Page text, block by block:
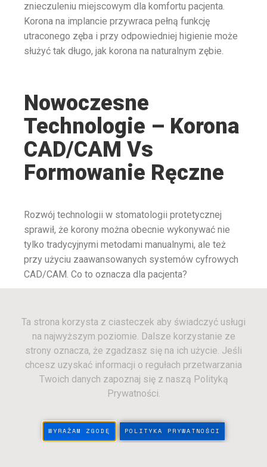
znieczuleniu miejscowym dla komfortu pacjenta.
Korona na implancie przywraca pełną funkcję
utraconego zęba i przy odpowiedniej higienie może
służyć tak długo, jak korona na naturalnym zębie.
Nowoczesne
Technologie – Korona
CAD/CAM Vs
Formowanie Ręczne
Rozwój technologii w stomatologii protetycznej
sprawił, że korony można obecnie wykonywać nie
tylko tradycyjnymi metodami manualnymi, ale też
przy użyciu zaawansowanych systemów cyfrowych
CAD/CAM. Co to oznacza dla pacjenta?
działa?
CAD/CAM (Computer-Aided Design/Computer-
Aided Manufacturing) to technologia, która umożliwia
cyfrowe zaprojektowanie i frezowanie korony z
bloku ceramicznego lub kompozytowego. Zamiast
pobierać tradycyjny wycisk, dentysta może
program komputerowy zaprojektuje idealnie
Ta strona korzysta z ciasteczek aby świadczyć usługi
na najwyższym poziomie. Dalsze korzystanie ze
strony oznacza, że zgadzasz się na ich użycie. Jeśli
chcesz uzyskać informacji o regułach przetwarzania
Twoich danych zapoznaj się z naszą Polityką
Prywatności.
WYRAŻAM ZGODĘ POLITYKA PRYWATNOŚCI